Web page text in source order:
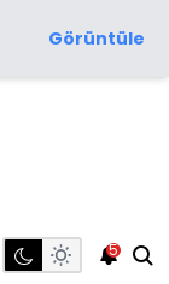
Görüntüle
5